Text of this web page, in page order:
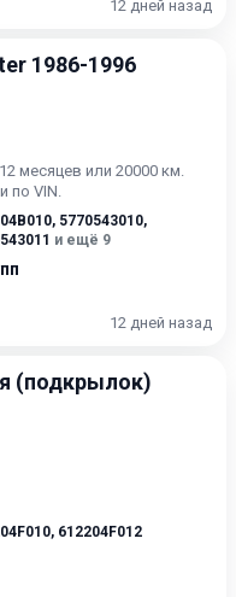
12 дней назад
1986-1996
месяцев или 20000 км.
по VIN.
, 5770543010,
и ещё 9
12 дней назад
(подкрылок)
, 612204F012